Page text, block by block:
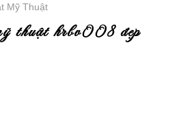
Mỹ Thuật
thuật hrbv008 đẹp